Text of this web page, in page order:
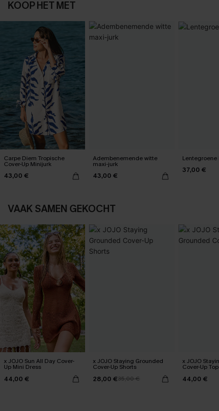
KOOP HET MET
Carpe Diem Tropische
Cover-Up Minijurk
43,00 €
Adembenemende witte
maxi-jurk
43,00 €
Lentegroene
37,00 €
VAAK SAMEN GEKOCHT
x JOJO Sun All Day Cover-
Up Mini Dress
44,00 €
x JOJO Staying Grounded
Cover-Up Shorts
28,00 €35,00 €
x JOJO
Cover-Up Top
44,00 €